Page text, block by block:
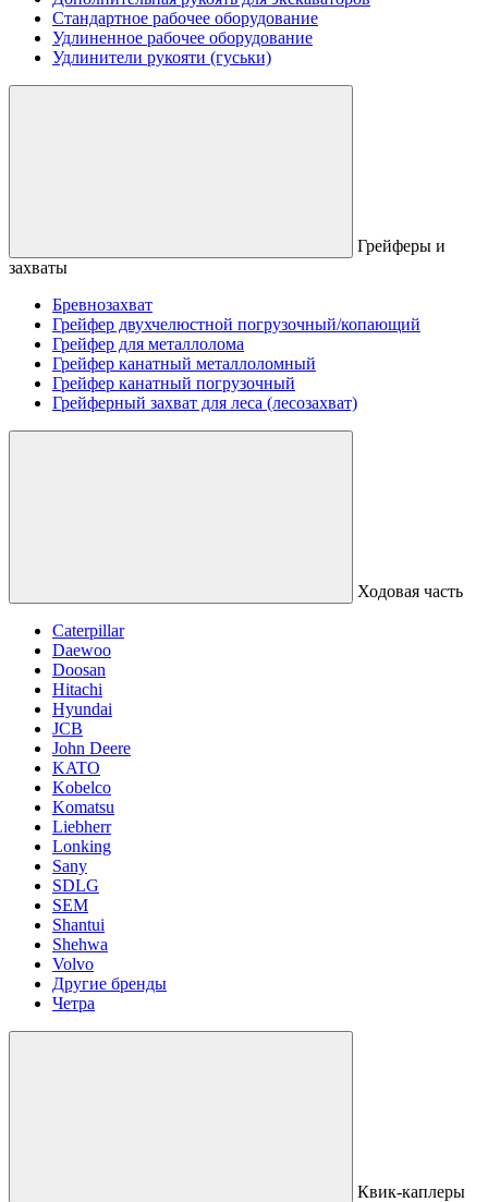
Стандартное рабочее оборудование
Удлиненное рабочее оборудование
Удлинители рукояти (гуськи)
Грейферы и
захваты
Бревнозахват
Грейфер двухчелюстной погрузочный/копающий
Грейфер для металлолома
Грейфер канатный металлоломный
Грейфер канатный погрузочный
Грейферный захват для леса (лесозахват)
Ходовая часть
Caterpillar
Daewoo
Doosan
Hitachi
Hyundai
JCB
John Deere
KATO
Kobelco
Komatsu
Liebherr
Lonking
Sany
SDLG
SEM
Shantui
Shehwa
Volvo
Другие бренды
Четра
Квик-каплеры